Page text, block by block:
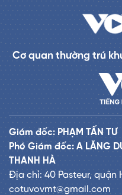
Cơ quan thường trú
Giám đốc: PHẠM TẤN TƯ
Phó Giám đốc: A LĂNG
THANH HÀ
Địa chỉ: 40 Pasteur, quận
cotuvovmt@gmail.com